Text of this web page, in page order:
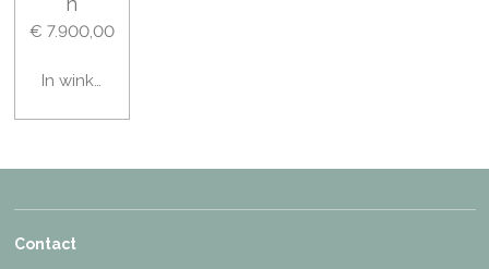
€ 7.900,00
In winkelwagen
Contact